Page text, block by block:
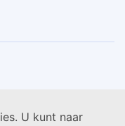
U kunt naar